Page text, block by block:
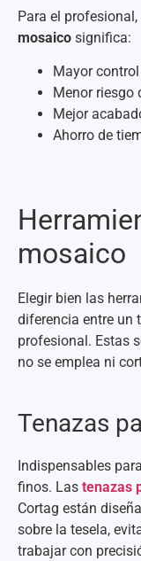
Para el
mosaico significa:
Mayor
Menor riesgo
Mejor
Ahorro de
mosaico
Elegir bien las
diferencia entre un
profesional. Estas
no se emplea ni
Tenazas
Indispensables
finos. Las tenazas
Cortag están
sobre la tesela,
trabajar con